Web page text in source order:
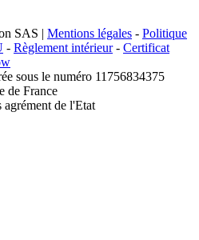
SAS | Mentions légales - Politique
- Règlement intérieur- Certificat
sous le numéro 11756834375
de France
agrément de l'Etat